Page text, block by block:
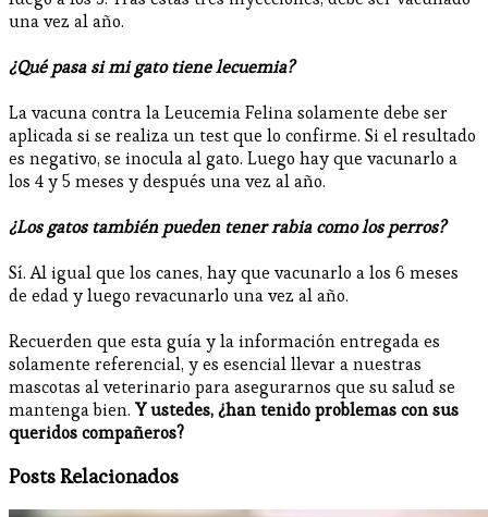
una vez al año.
¿Qué pasa si mi gato tiene lecuemia?
La vacuna contra la Leucemia Felina solamente debe ser
aplicada si se realiza un test que lo confirme. Si el resultado
es negativo, se inocula al gato. Luego hay que vacunarlo a
los 4 y 5 meses y después una vez al año.
¿Los gatos también pueden tener rabia como los perros?
Sí. Al igual que los canes, hay que vacunarlo a los 6 meses
de edad y luego revacunarlo una vez al año.
Recuerden que esta guía y la información entregada es
solamente referencial, y es esencial llevar a nuestras
mascotas al veterinario para asegurarnos que su salud se
mantenga bien. Y ustedes, ¿han tenido problemas con sus
queridos compañeros?
Posts Relacionados